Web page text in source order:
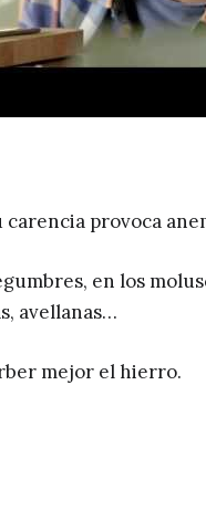
provoca
en los
avellanas…
mejor el hierro.